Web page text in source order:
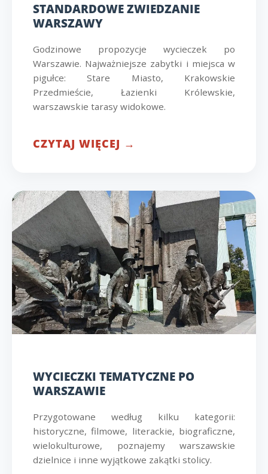
STANDARDOWE ZWIEDZANIE
WARSZAWY
Godzinowe propozycje wycieczek po
Warszawie. Najważniejsze zabytki i miejsca w
pigułce: Stare Miasto, Krakowskie
Przedmieście, Łazienki Królewskie,
warszawskie tarasy widokowe.
CZYTAJ WIĘCEJ →
WYCIECZKI TEMATYCZNE PO
WARSZAWIE
Przygotowane według kilku kategorii:
historyczne, filmowe, literackie, biograficzne,
wielokulturowe, poznajemy warszawskie
dzielnice i inne wyjątkowe zakątki stolicy.